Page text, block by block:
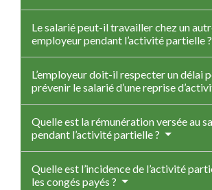
Le salarié peut-il travailler chez un
employeur pendant l’activité partielle ?
L’employeur doit-il respecter un délai
prévenir le salarié d’une reprise
Quelle est la rémunération versée au
pendant l’activité partielle ?
Quelle est l’incidence de l’activité
les congés payés ?